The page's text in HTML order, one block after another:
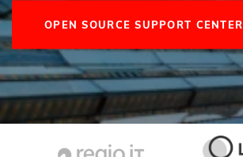
OPEN SOURCE SUPPORT CENTER